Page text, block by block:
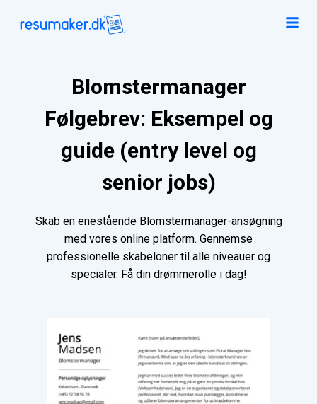
Blomstermanager
Følgebrev: Eksempel og
guide (entry level og
senior jobs)
Skab en enestående Blomstermanager-ansøgning
med vores online platform. Gennemse
professionelle skabeloner til alle niveauer og
specialer. Få din drømmerolle i dag!